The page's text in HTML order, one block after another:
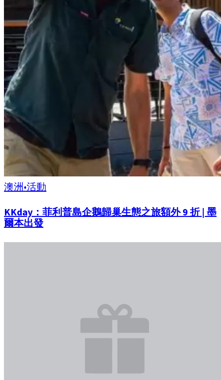
澳洲•活動
KKday：菲利普島企鵝歸巢生態之旅額外 9 折 | 墨
爾本出發